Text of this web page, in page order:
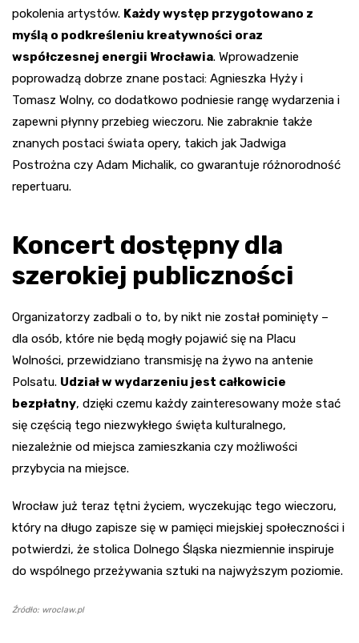
pokolenia artystów. Każdy występ przygotowano z
myślą o podkreśleniu kreatywności oraz
współczesnej energii Wrocławia. Wprowadzenie
poprowadzą dobrze znane postaci: Agnieszka Hyży i
Tomasz Wolny, co dodatkowo podniesie rangę wydarzenia i
zapewni płynny przebieg wieczoru. Nie zabraknie także
znanych postaci świata opery, takich jak Jadwiga
Postrożna czy Adam Michalik, co gwarantuje różnorodność
repertuaru.
Koncert dostępny dla
szerokiej publiczności
Organizatorzy zadbali o to, by nikt nie został pominięty –
dla osób, które nie będą mogły pojawić się na Placu
Wolności, przewidziano transmisję na żywo na antenie
Polsatu. Udział w wydarzeniu jest całkowicie
bezpłatny, dzięki czemu każdy zainteresowany może stać
się częścią tego niezwykłego święta kulturalnego,
niezależnie od miejsca zamieszkania czy możliwości
przybycia na miejsce.
Wrocław już teraz tętni życiem, wyczekując tego wieczoru,
który na długo zapisze się w pamięci miejskiej społeczności i
potwierdzi, że stolica Dolnego Śląska niezmiennie inspiruje
do wspólnego przeżywania sztuki na najwyższym poziomie.
Źródło: wroclaw.pl